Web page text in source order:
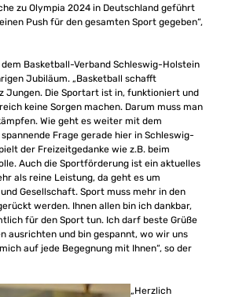
zu Olympia 2024 in Deutschland geführt
Push für den gesamten Sport gegeben“,
Basketball-Verband Schleswig-Holstein
Jubiläum. „Basketball schafft
Jungen. Die Sportart ist in, funktioniert und
keine Sorgen machen. Darum muss man
Wie geht es weiter mit dem
Frage gerade hier in Schleswig-
der Freizeitgedanke wie z.B. beim
Auch die Sportförderung ist ein aktuelles
als reine Leistung, da geht es um
Gesellschaft. Sport muss mehr in den
werden. Ihnen allen bin ich dankbar,
für den Sport tun. Ich darf beste Grüße
ausrichten und bin gespannt, wo wir uns
auf jede Begegnung mit Ihnen“, so der
„Herzlich